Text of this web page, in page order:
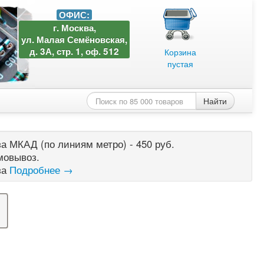
Корзина
пустая
ОФИС:
г. Москва,
ул. Малая Семёновская,
д. 3А, стр. 1, оф. 512
Найти
МКАД (по линиям метро) - 450 руб.
Подробнее →